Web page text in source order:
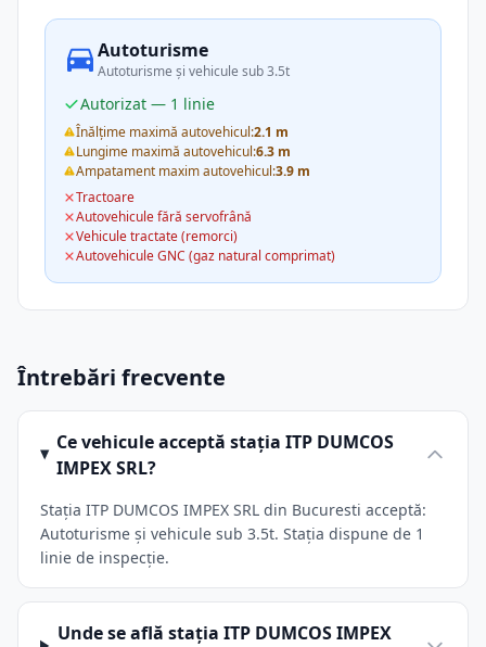
Autoturisme
Autoturisme și vehicule sub 3.5t
Autorizat — 1 linie
Înălțime maximă autovehicul:2.1 m
Lungime maximă autovehicul:6.3 m
Ampatament maxim autovehicul:3.9 m
Tractoare
Autovehicule fără servofrână
Vehicule tractate (remorci)
Autovehicule GNC (gaz natural comprimat)
Întrebări frecvente
Ce vehicule acceptă stația ITP DUMCOS
IMPEX SRL?
Stația ITP DUMCOS IMPEX SRL din Bucuresti acceptă:
Autoturisme și vehicule sub 3.5t. Stația dispune de 1
linie de inspecție.
Unde se află stația ITP DUMCOS IMPEX